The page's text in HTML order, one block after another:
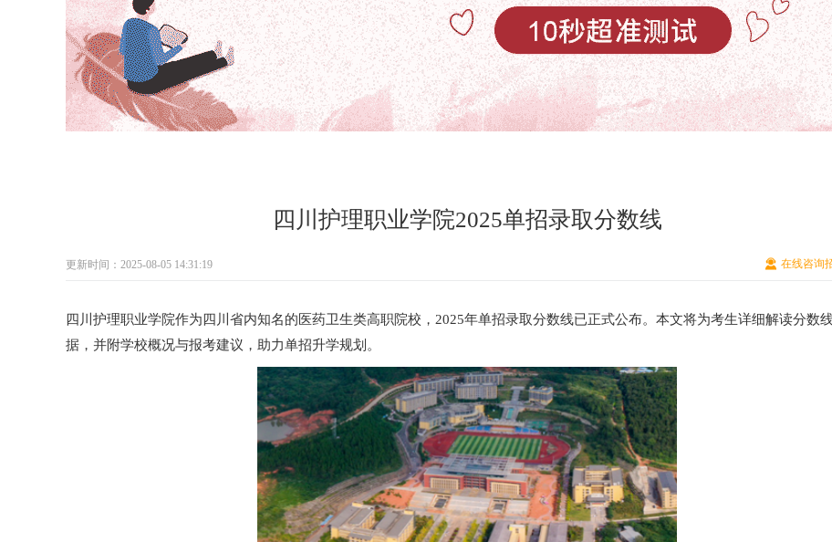
四川护理职业学院2025单招录取分数线
更新时间：2025-08-05 14:31:19 在线咨询
四川护理职业学院作为四川省内知名的医药卫生类高职院校，2025年单招录取分数线已正式公布。本文将为考生详细解读分数
据，并附学校概况与报考建议，助力单招升学规划。